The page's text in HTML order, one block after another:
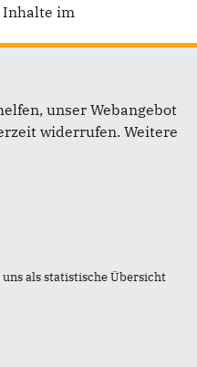
Inhalte im
unser Webangebot
widerrufen. Weitere
als statistische Übersicht